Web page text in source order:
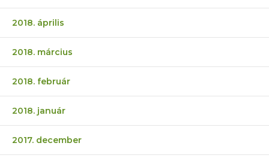
2018. április
2018. március
2018. február
2018. január
2017. december